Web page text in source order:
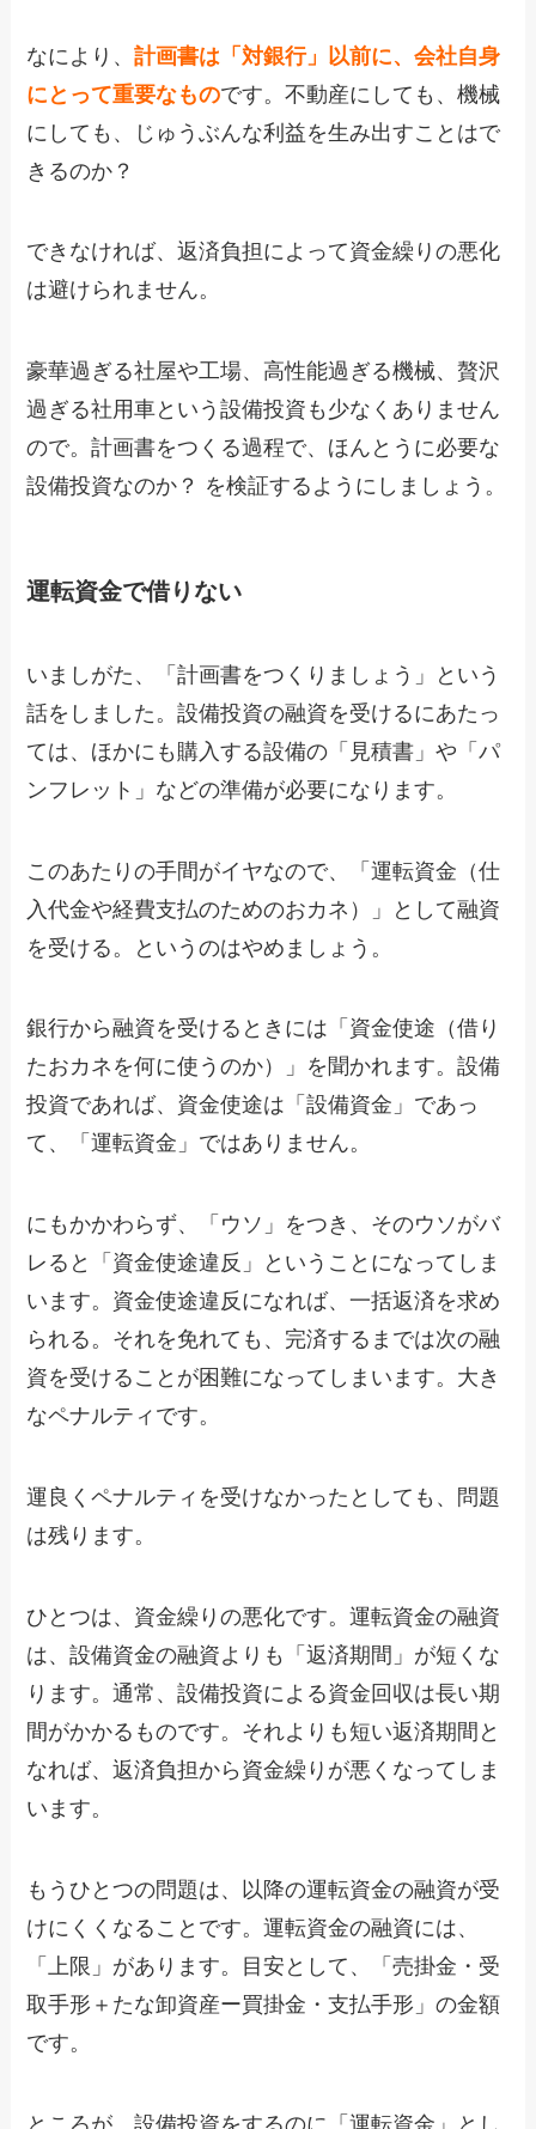
なにより、計画書は「対銀行」以前に、会社自身
にとって重要なものです。不動産にしても、機械
にしても、じゅうぶんな利益を生み出すことはで
きるのか？
できなければ、返済負担によって資金繰りの悪化
は避けられません。
豪華過ぎる社屋や工場、高性能過ぎる機械、贅沢
過ぎる社用車という設備投資も少なくありません
ので。計画書をつくる過程で、ほんとうに必要な
設備投資なのか？ を検証するようにしましょう。
運転資金で借りない
いましがた、「計画書をつくりましょう」という
話をしました。設備投資の融資を受けるにあたっ
ては、ほかにも購入する設備の「見積書」や「パ
ンフレット」などの準備が必要になります。
このあたりの手間がイヤなので、「運転資金（仕
入代金や経費支払のためのおカネ）」として融資
を受ける。というのはやめましょう。
銀行から融資を受けるときには「資金使途（借り
たおカネを何に使うのか）」を聞かれます。設備
投資であれば、資金使途は「設備資金」であっ
て、「運転資金」ではありません。
にもかかわらず、「ウソ」をつき、そのウソがバ
レると「資金使途違反」ということになってしま
います。資金使途違反になれば、一括返済を求め
られる。それを免れても、完済するまでは次の融
資を受けることが困難になってしまいます。大き
なペナルティです。
運良くペナルティを受けなかったとしても、問題
は残ります。
ひとつは、資金繰りの悪化です。運転資金の融資
は、設備資金の融資よりも「返済期間」が短くな
ります。通常、設備投資による資金回収は長い期
間がかかるものです。それよりも短い返済期間と
なれば、返済負担から資金繰りが悪くなってしま
います。
もうひとつの問題は、以降の運転資金の融資が受
けにくくなることです。運転資金の融資には、
「上限」があります。目安として、「売掛金・受
取手形＋たな卸資産ー買掛金・支払手形」の金額
です。
ところが、設備投資をするのに「運転資金」とし